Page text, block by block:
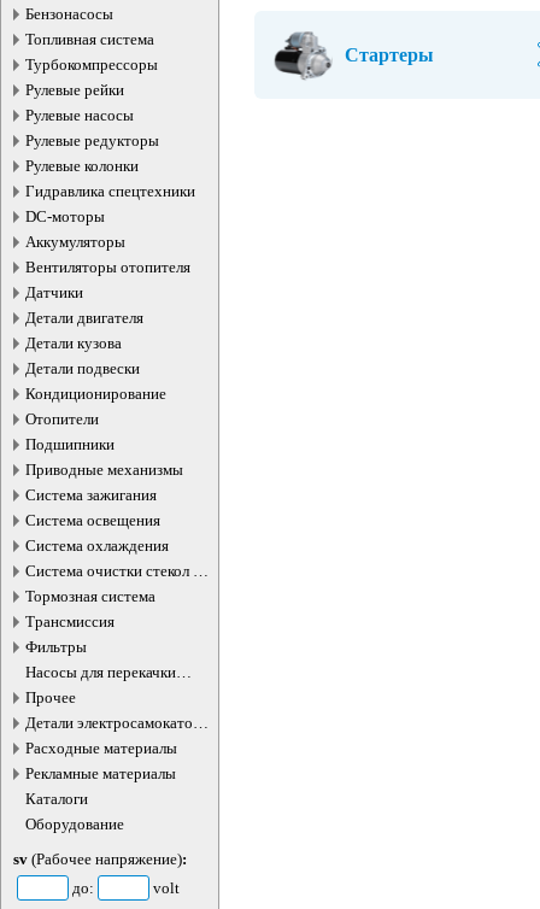
Бензонасосы
Топливная система
Турбокомпрессоры
Рулевые рейки
Рулевые насосы
Рулевые редукторы
Рулевые колонки
Гидравлика спецтехники
DC-моторы
Аккумуляторы
Вентиляторы отопителя
Датчики
Детали двигателя
Детали кузова
Детали подвески
Кондиционирование
Отопители
Подшипники
Приводные механизмы
Система зажигания
Система освещения
Система охлаждения
Система очистки стекол и
фар
Тормозная система
Трансмиссия
Фильтры
Насосы для перекачки
жидкостей
Прочее
Детали электросамокатов и
электротранспорта
Расходные материалы
Рекламные материалы
Каталоги
Оборудование
sv (Рабочее напряжение):
до:
volt
Стартеры